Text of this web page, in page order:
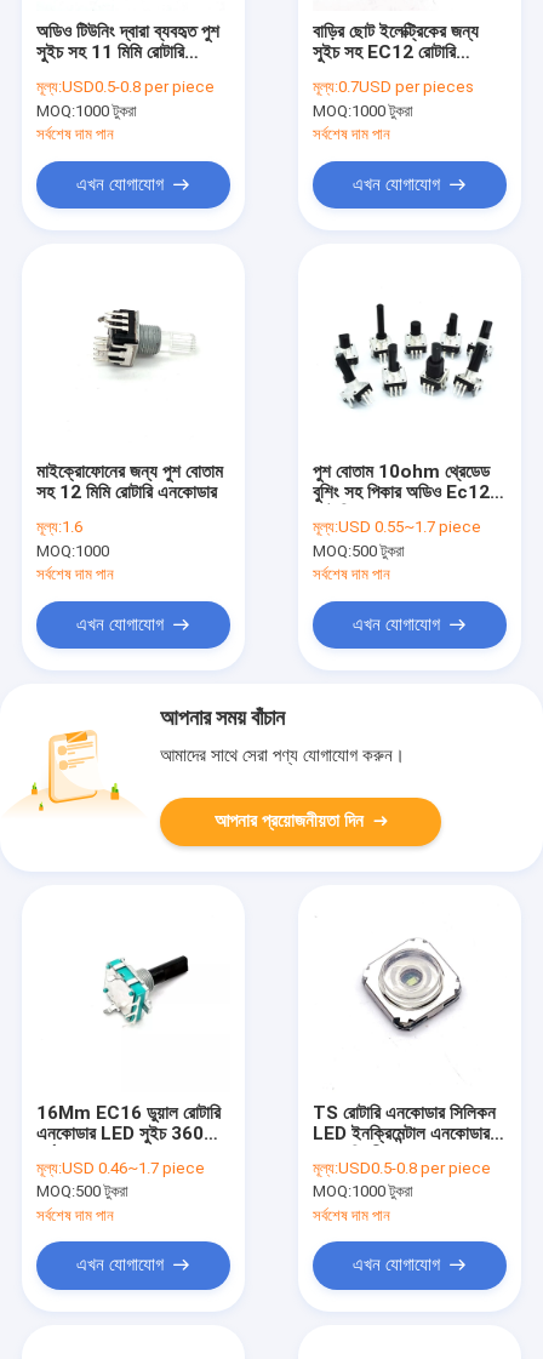
অডিও টিউনিং দ্বারা ব্যবহৃত পুশ
সুইচ সহ 11 মিমি রোটারি
মূল্য:USD0.5-0.8 per piece
MOQ:1000 টুকরা
সর্বশেষ দাম পান
এখন যোগাযোগ
বাড়ির ছোট ইলেক্ট্রিকের জন্য
সুইচ সহ EC12 রোটারি
মূল্য:0.7USD per pieces
MOQ:1000 টুকরা
সর্বশেষ দাম পান
এখন যোগাযোগ
মাইক্রোফোনের জন্য পুশ বোতাম
সহ 12 মিমি রোটারি এনকোডার
মূল্য:1.6
MOQ:1000
সর্বশেষ দাম পান
এখন যোগাযোগ
পুশ বোতাম 10ohm থ্রেডেড
বুশিং সহ পিকার অডিও Ec12
মূল্য:USD 0.55~1.7 piece
MOQ:500 টুকরা
সর্বশেষ দাম পান
এখন যোগাযোগ
আপনার সময় বাঁচান
আমাদের সাথে সেরা পণ্য যোগাযোগ করুন।
আপনার প্রয়োজনীয়তা দিন
16Mm EC16 ডুয়াল রোটারি
এনকোডার LED সুইচ 360
মূল্য:USD 0.46~1.7 piece
MOQ:500 টুকরা
সর্বশেষ দাম পান
এখন যোগাযোগ
TS রোটারি এনকোডার সিলিকন
LED ইনক্রিমেন্টাল এনকোডার
মূল্য:USD0.5-0.8 per piece
MOQ:1000 টুকরা
সর্বশেষ দাম পান
এখন যোগাযোগ